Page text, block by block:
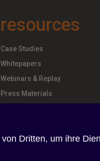
resources
Case Studies
Whitepapers
Webinars & Replay
Press Materials